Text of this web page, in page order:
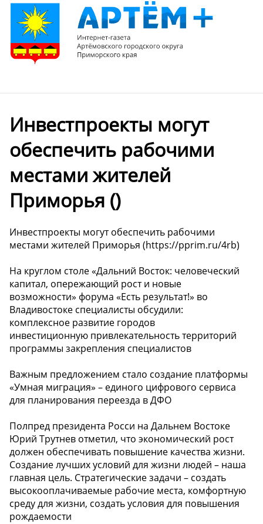
Инвестпроекты могут
обеспечить рабочими
местами жителей
Приморья ()
Инвестпроекты могут обеспечить рабочими
местами жителей Приморья (https://pprim.ru/4rb)
На круглом столе «Дальний Восток: человеческий
капитал, опережающий рост и новые
возможности» форума «Есть результат!» во
Владивостоке специалисты обсудили:
комплексное развитие городов
инвестиционную привлекательность территорий
программы закрепления специалистов
️Важным предложением стало создание платформы
«Умная миграция» – единого цифрового сервиса
для планирования переезда в ДФО
Полпред президента Росси на Дальнем Востоке
Юрий Трутнев отметил, что экономический рост
должен обеспечивать повышение качества жизни.
Создание лучших условий для жизни людей – наша
главная цель. Стратегические задачи – создать
высокооплачиваемые рабочие места, комфортную
среду для жизни, создать условия для повышения
рождаемости